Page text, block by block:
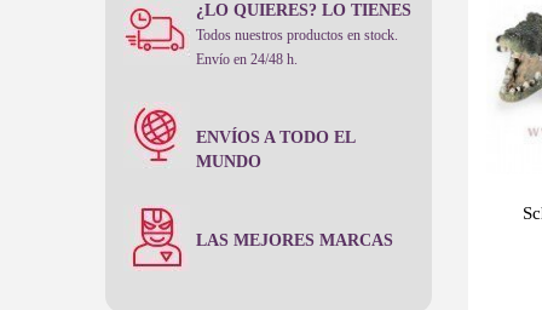
¿LO QUIERES? LO TIENES
Todos nuestros productos en stock.
Envío en 24/48 h.
ENVÍOS A TODO EL
MUNDO
LAS MEJORES MARCAS